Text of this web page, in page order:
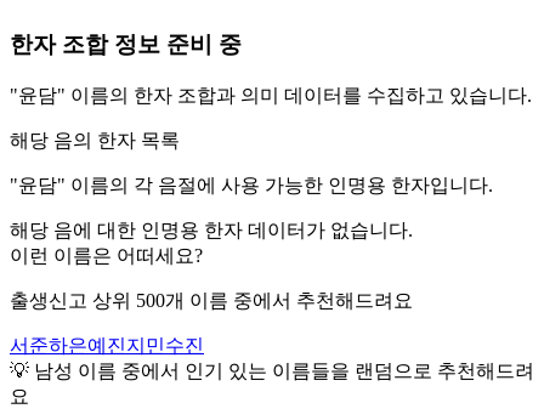
한자 조합 정보 준비 중
"윤담" 이름의 한자 조합과 의미 데이터를 수집하고 있습니다.
해당 음의 한자 목록
"윤담" 이름의 각 음절에 사용 가능한 인명용 한자입니다.
해당 음에 대한 인명용 한자 데이터가 없습니다.
이런 이름은 어떠세요?
출생신고 상위 500개 이름 중에서 추천해드려요
서준하은예진지민수진
💡 남성 이름 중에서 인기 있는 이름들을 랜덤으로 추천해드려
요